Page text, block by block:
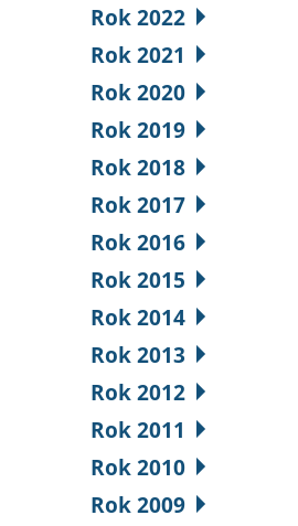
Rok 2022
Rok 2021
Rok 2020
Rok 2019
Rok 2018
Rok 2017
Rok 2016
Rok 2015
Rok 2014
Rok 2013
Rok 2012
Rok 2011
Rok 2010
Rok 2009